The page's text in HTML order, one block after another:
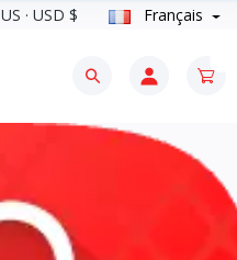
US · USD $ Français